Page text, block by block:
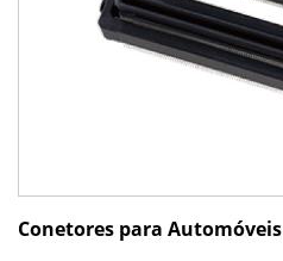
Conetores para Automóveis